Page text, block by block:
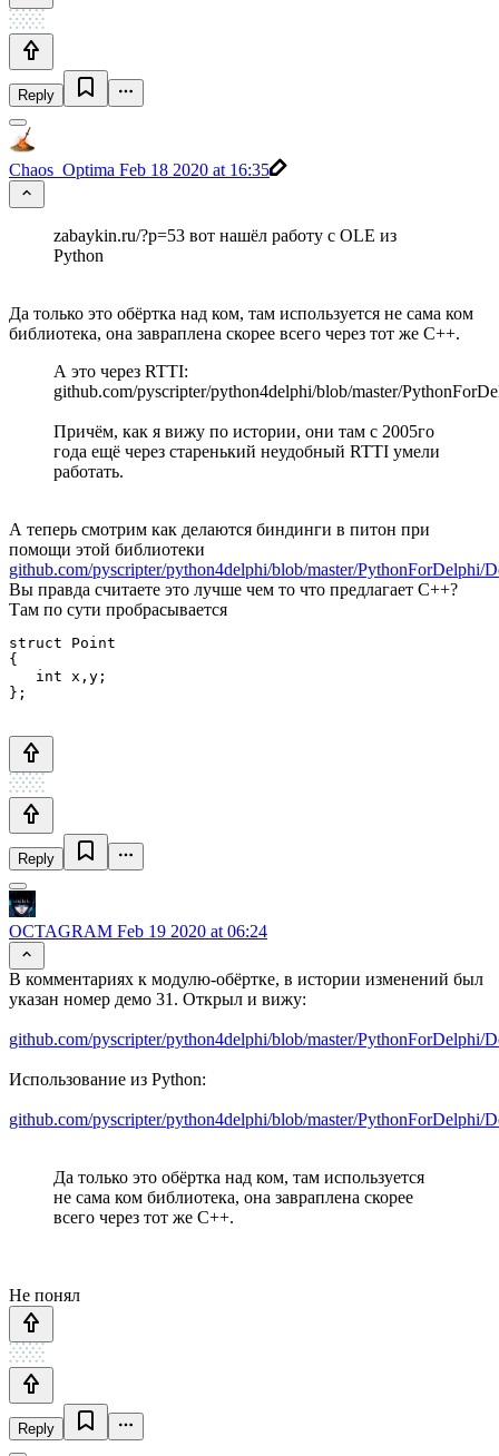
Reply
Chaos_Optima Feb 18 2020 at 16:35
zabaykin.ru/?p=53 вот нашёл работу с OLE из
Python
Да только это обёртка над ком, там используется не сама ком
библиотека, она завраплена скорее всего через тот же С++.
А это через RTTI:
github.com/pyscripter/python4delphi/blob/master/
Причём, как я вижу по истории, они там с 2005го
года ещё через старенький неудобный RTTI умели
работать.
А теперь смотрим как делаются биндинги в питон при
помощи этой библиотеки
github.com/pyscripter/python4delphi/blob/master/PythonForDelphi/
Вы правда считаете это лучше чем то что предлагает С++?
Там по сути пробрасывается
struct Point
{
   int x,y;
Reply
OCTAGRAM Feb 19 2020 at 06:24
В комментариях к модулю-обёртке, в истории изменений был
указан номер демо 31. Открыл и вижу:
github.com/pyscripter/python4delphi/blob/master/PythonForDelphi/
Использование из Python:
github.com/pyscripter/python4delphi/blob/master/PythonForDelphi/
Да только это обёртка над ком, там используется
не сама ком библиотека, она завраплена скорее
всего через тот же С++.
Не понял
Reply